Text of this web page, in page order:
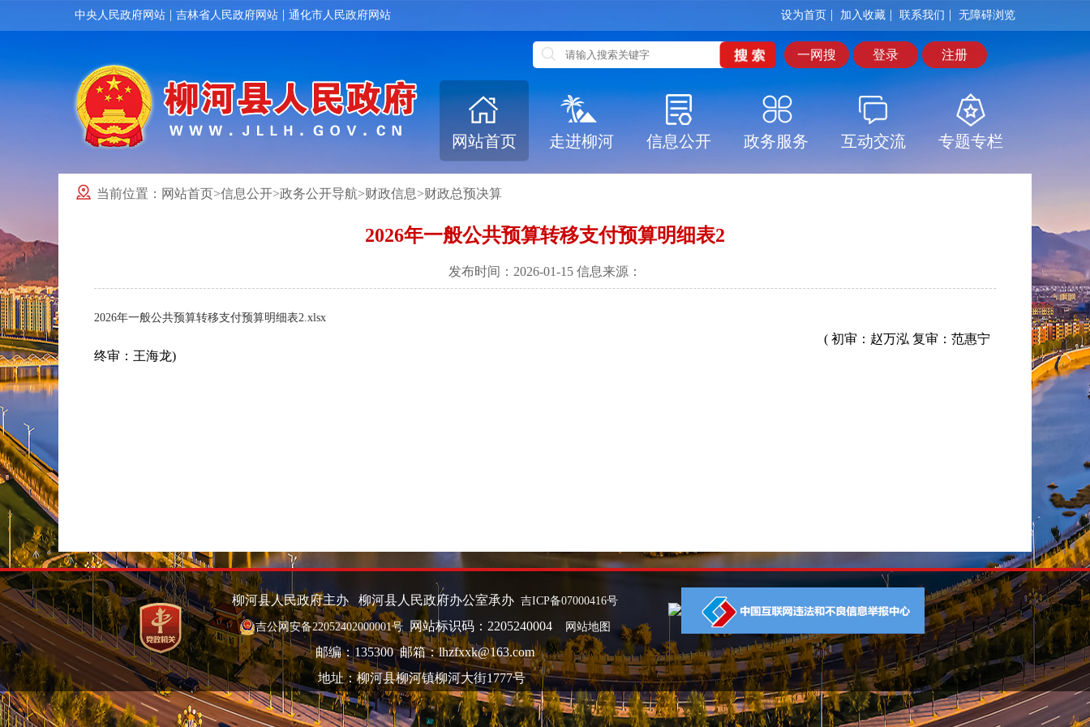
中央人民政府网站 | 吉林省人民政府网站 | 通化市人民政府网站 设为首页 | 加入收藏 | 联系我们 | 无障碍浏览
一网搜 登录 注册
网站首页 走进柳河 信息公开 政务服务 互动交流 专题专栏
当前位置： 网站首页>信息公开>政务公开导航>财政信息>财政总预决算
2026年一般公共预算转移支付预算明细表2
发布时间：2026-01-15 信息来源：
2026年一般公共预算转移支付预算明细表2.xlsx
( 初审：赵万泓 复审：范惠宁
终审：王海龙)
柳河县人民政府主办 柳河县人民政府办公室承办 吉ICP备07000416号
吉公网安备22052402000001号 网站标识码：2205240004 网站地图
邮编：135300 邮箱：lhzfxxk@163.com
地址：柳河县柳河镇柳河大街1777号